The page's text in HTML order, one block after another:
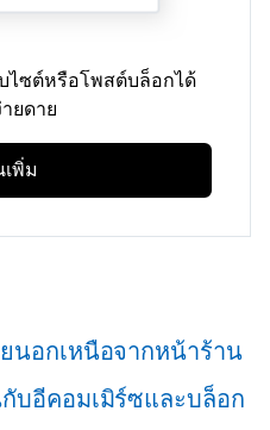
ไซต์หรือโพสต์บล็อกได้
ยดาย
พิ่ม
นอกเหนือจากหน้าร้าน
บอีคอมเมิร์ซและบล็อก